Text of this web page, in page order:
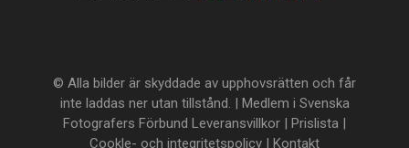
© Alla bilder är skyddade av upphovsrätten och får
inte laddas ner utan tillstånd. | Medlem i Svenska
Fotografers Förbund Leveransvillkor | Prislista |
Cookle- och integritetspolicy | Kontakt